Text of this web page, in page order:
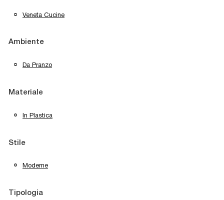
Veneta Cucine
Ambiente
Da Pranzo
Materiale
In Plastica
Stile
Moderne
Tipologia